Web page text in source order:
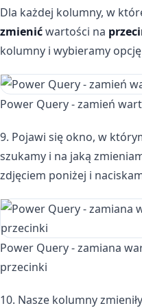
Dla każdej kolumny, w
zmienićwartości na
kolumny i wybieramy opcję
Power Query - zamień
9. Pojawi się okno, w
szukamy i na jaką
zdjęciem poniżej i
Power Query - zamiana
przecinki
10. Nasze kolumny